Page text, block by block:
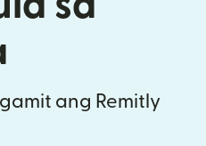
ang Remitly